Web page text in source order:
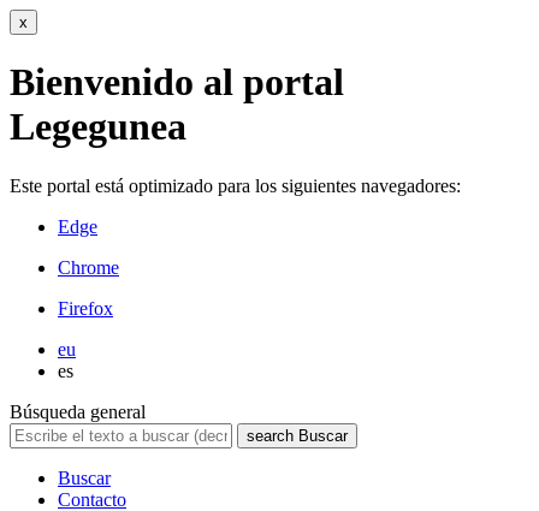
x
Bienvenido al portal
Legegunea
Este portal está optimizado para los siguientes navegadores:
Edge
Chrome
Firefox
eu
es
Búsqueda general
search Buscar
Buscar
Contacto